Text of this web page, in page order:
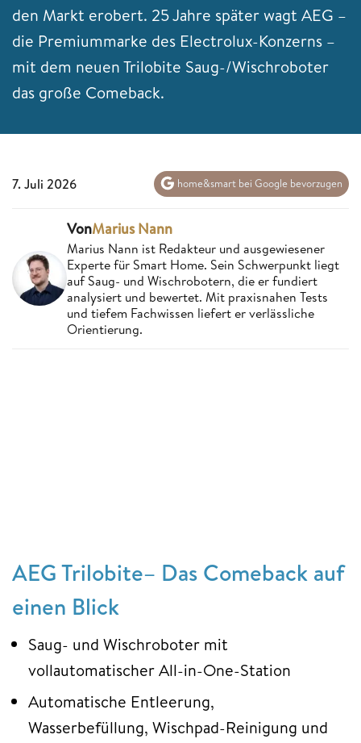
den Markt erobert. 25 Jahre später wagt AEG –
die Premiummarke des Electrolux-Konzerns –
mit dem neuen Trilobite Saug-/Wischroboter
das große Comeback.
7. Juli 2026 home&smart bei Google bevorzugen
VonMarius Nann
Marius Nann ist Redakteur und ausgewiesener
Experte für Smart Home. Sein Schwerpunkt liegt
auf Saug- und Wischrobotern, die er fundiert
analysiert und bewertet. Mit praxisnahen Tests
und tiefem Fachwissen liefert er verlässliche
Orientierung.
AEG Trilobite– Das Comeback auf
einen Blick
Saug- und Wischroboter mit
vollautomatischer All-in-One-Station
Automatische Entleerung,
Wasserbefüllung, Wischpad-Reinigung und